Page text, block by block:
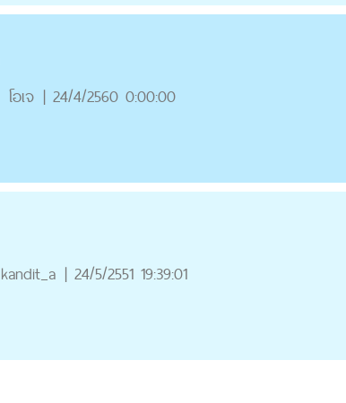
โอเจ | 24/4/2560 0:00:00
kandit_a | 24/5/2551 19:39:01